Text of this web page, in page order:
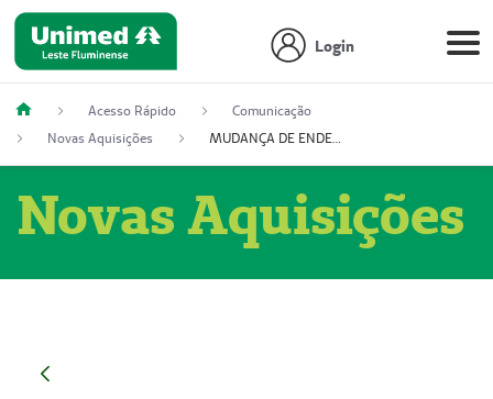
Login
Acesso Rápido
Comunicação
Novas Aquisições
MUDANÇA DE ENDEREÇO - DIAGITAB SERVIÇOS MÉDICOS LTDA (54003267-5)
Novas Aquisições